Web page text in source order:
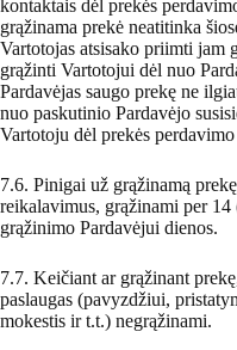
kontaktais dėl prekės
grąžinama prekė neatitinka
Vartotojas atsisako priimti jam
grąžinti Vartotojui dėl nuo
Pardavėjas saugo prekę ne
nuo paskutinio Pardavėjo
Vartotoju dėl prekės
7.6. Pinigai už grąžinamą
reikalavimus, grąžinami per
grąžinimo Pardavėjui dienos.
7.7. Keičiant ar grąžinant
paslaugas (pavyzdžiui,
mokestis ir t.t.) negrąžinami.